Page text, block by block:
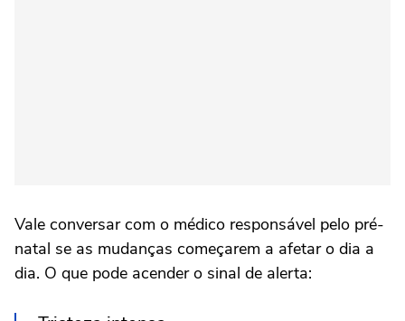
Vale conversar com o médico responsável pelo pré-
natal se as mudanças começarem a afetar o dia a
dia. O que pode acender o sinal de alerta: